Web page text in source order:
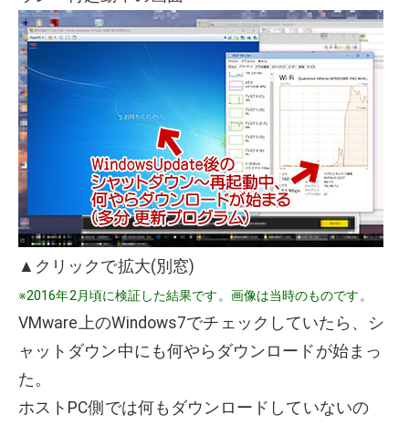
▲クリックで拡大(別窓)
※2016年2月頃に検証した結果です。画像は当時のものです。
VMware上のWindows7でチェックしていたら、シ
ャットダウン中にも何やらダウンロードが始まっ
た。
ホストPC側では何もダウンロードしていないの